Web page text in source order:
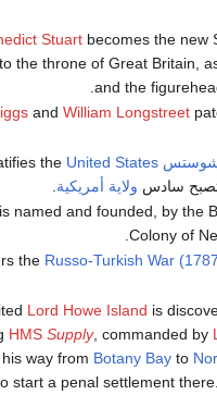
Stuartbecomes the new
the throne of Great Britain,
and the
and William Longstreet
ratifies the
United States
سادس ولاية أمريكية
is named and founded, by the
Colony of
the Russo-Turkish War
Lord Howe Island is
HMS Supply, commanded by
way from Botany Bayto
start a penal settlement